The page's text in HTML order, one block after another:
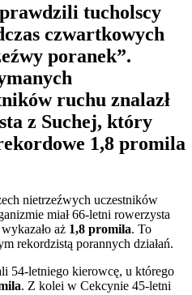
tucholscy
czwartkowych
poranek”.
ruchu znalazł
z Suchej, który
1,8 promila
nietrzeźwych uczestników
miał 66-letni rowerzysta
aż 1,8 promila. To
rekordzistą porannych działań.
54-letniego kierowcę, u którego
. Z kolei w Cekcynie 45-letni